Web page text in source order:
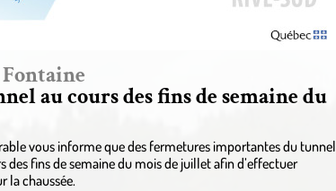
au cours des fins de semaine du
vous informe que des fermetures importantes du tunnel
fins de semaine du mois de juillet afin d’effectuer
la chaussée.